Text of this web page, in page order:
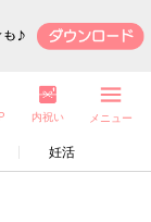
妊活
内祝い メニュー